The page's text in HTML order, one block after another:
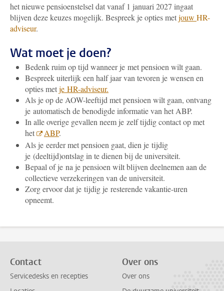
het nieuwe pensioenstelsel dat vanaf 1 januari 2027 ingaat
blijven deze keuzes mogelijk. Bespreek je opties metjouw HR-
adviseur.
Wat moet je doen?
Bedenk ruim op tijd wanneer je met pensioen wilt gaan.
Bespreek uiterlijk een half jaar van tevoren je wensen en
opties metje HR-adviseur.
Als je op de AOW-leeftijd met pensioen wilt gaan, ontvang
je automatisch de benodigde informatie van het ABP.
In alle overige gevallen neem je zelf tijdig contact op met
het
ABP.
Als je eerder met pensioen gaat, dien je tijdig
je (deeltijd)ontslag in te dienen bij de universiteit.
Bepaal of je na je pensioen wilt blijven deelnemen aan de
collectieve verzekeringen van de universiteit.
Zorg ervoor dat je tijdig je resterende vakantie-uren
opneemt.
Contact
Servicedesks en recepties
Over ons
Over ons